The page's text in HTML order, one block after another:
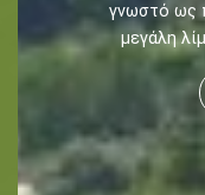
γνωστό ως
μεγάλη